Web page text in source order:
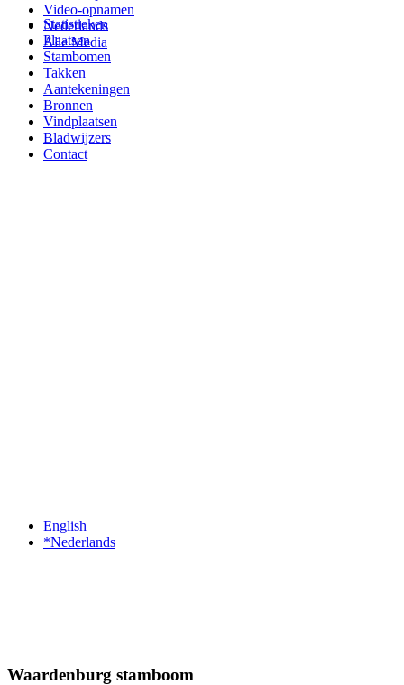
Video-opnamen
Nederlands
Alle Media
Statistieken
Plaatsen
Stambomen
Takken
Aantekeningen
Bronnen
Vindplaatsen
Bladwijzers
Contact
English
*Nederlands
Waardenburg stamboom